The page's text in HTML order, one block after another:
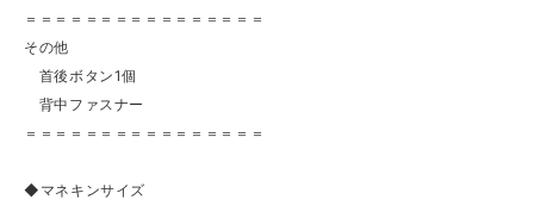
＝＝＝＝＝＝＝＝＝＝＝＝＝＝＝＝
その他
首後ボタン1個
背中ファスナー
＝＝＝＝＝＝＝＝＝＝＝＝＝＝＝＝
◆マネキンサイズ